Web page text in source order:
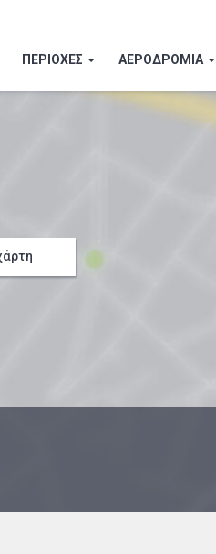
ΠΕΡΙΟΧΕΣ ΑΕΡΟΔΡΟΜΙA